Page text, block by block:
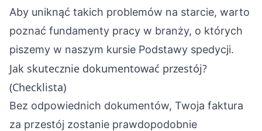
Aby uniknąć takich problemów na starcie, warto
poznać fundamenty pracy w branży, o których
piszemy w naszym kursie Podstawy spedycji.
Jak skutecznie dokumentować przestój?
(Checklista)
Bez odpowiednich dokumentów, Twoja faktura
za przestój zostanie prawdopodobnie